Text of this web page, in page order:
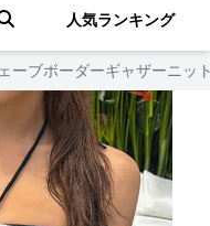
人気ランキング
ーブボーダーギャザーニッ